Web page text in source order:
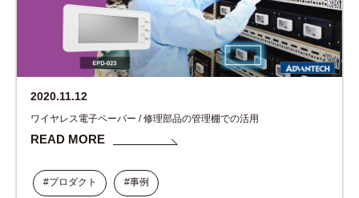
2020.11.12
ワイヤレス電子ペーパー / 修理部品の管理棚での活用
READ MORE
#プロダクト #事例